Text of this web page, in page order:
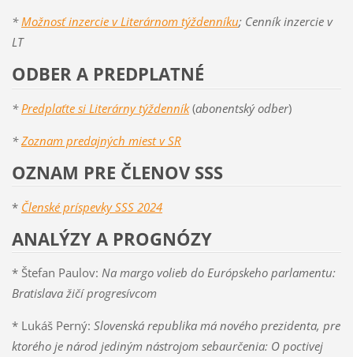
* Možnosť inzercie v Literárnom týždenníku; Cenník inzercie v
LT
ODBER A PREDPLATNÉ
* Predplaťte si Literárny týždenník (abonentský odber)
*Zoznam predajných miest v SR
OZNAM PRE ČLENOV SSS
* Členské príspevky SSS 2024
ANALÝZY A PROGNÓZY
* Štefan Paulov: Na margo volieb do Európskeho parlamentu:
Bratislava žičí progresívcom
* Lukáš Perný: Slovenská republika má nového prezidenta, pre
ktorého je národ jediným nástrojom sebaurčenia: O poctivej